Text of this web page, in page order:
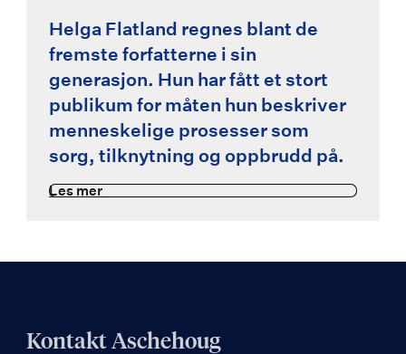
Helga Flatland regnes blant de
fremste forfatterne i sin
generasjon. Hun har fått et stort
publikum for måten hun beskriver
menneskelige prosesser som
sorg, tilknytning og oppbrudd på.
Les mer
Kontakt Aschehoug